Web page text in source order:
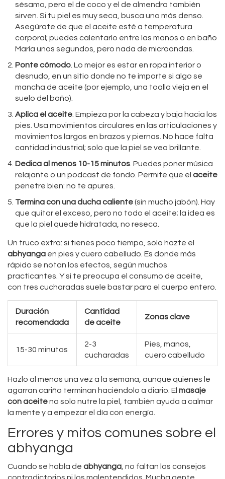
sésamo, pero el de coco y el de almendra también
sirven. Si tu piel es muy seca, busca uno más denso.
Asegúrate de que el aceite esté a temperatura
corporal; puedes calentarlo entre las manos o en baño
María unos segundos, pero nada de microondas.
Ponte cómodo. Lo mejor es estar en ropa interior o
desnudo, en un sitio donde no te importe si algo se
mancha de aceite (por ejemplo, una toalla vieja en el
suelo del baño).
Aplica el aceite. Empieza por la cabeza y baja hacia los
pies. Usa movimientos circulares en las articulaciones y
movimientos largos en brazos y piernas. No hace falta
cantidad industrial; solo que la piel se vea brillante.
Dedica al menos 10-15 minutos. Puedes poner música
relajante o un podcast de fondo. Permite que el aceite
penetre bien: no te apures.
Termina con una ducha caliente(sin mucho jabón). Hay
que quitar el exceso, pero no todo el aceite; la idea es
que la piel quede hidratada, no reseca.
Un truco extra: si tienes poco tiempo, solo hazte el
abhyanga en pies y cuero cabelludo. Es donde más
rápido se notan los efectos, según muchos
practicantes. Y si te preocupa el consumo de aceite,
con tres cucharadas suele bastar para el cuerpo entero.
Duración
recomendada
Cantidad
de aceite
Zonas clave
15-30 minutos
2-3
cucharadas
Pies, manos,
cuero cabelludo
Hazlo al menos una vez a la semana, aunque quienes le
agarran cariño terminan haciéndolo a diario. El masaje
con aceiteno solo nutre la piel, también ayuda a calmar
la mente y a empezar el día con energía.
Errores y mitos comunes sobre el
abhyanga
Cuando se habla de abhyanga, no faltan los consejos